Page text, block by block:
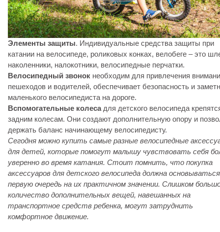
Элементы защиты. Индивидуальные средства защиты при
катании на велосипеде, роликовых конках, велобеге – это
наколенники, налокотники, велосипедные перчатки.
Велосипедный звонок необходим для привлечения
пешеходов и водителей, обеспечивает безопасность и
маленького велосипедиста на дороге.
Вспомогательные колесадля детского велосипеда
задним колесам. Они создают дополнительную опору и
держать баланс начинающему велосипедисту.
Сегодня можно купить самые разные велосипедные
для детей, которые помогут малышу чувствовать себя
уверенно во время катания. Стоит помнить, что покупка
аксессуаров для детского велосипеда должна
первую очередь на их практичном значении. Слишком
количество дополнительных вещей, навешанных на
транспортное средств ребенка, могут затруднить
комфортное движение.